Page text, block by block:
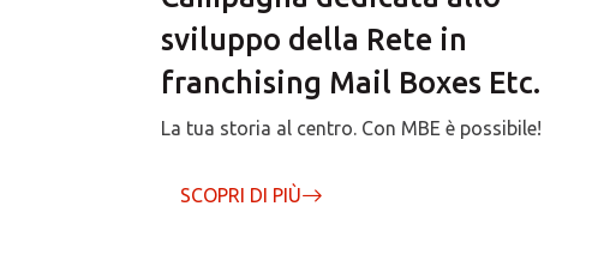
sviluppo della Rete in
franchising Mail Boxes Etc.
La tua storia al centro. Con MBE è possibile!
SCOPRI DI PIÙ